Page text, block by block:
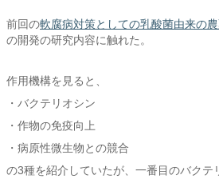
前回の軟腐病対策としての乳酸菌由来の
の開発の研究内容に触れた。
作用機構を見ると、
・バクテリオシン
・作物の免疫向上
・病原性微生物との競合
の3種を紹介していたが、一番目のバクテ